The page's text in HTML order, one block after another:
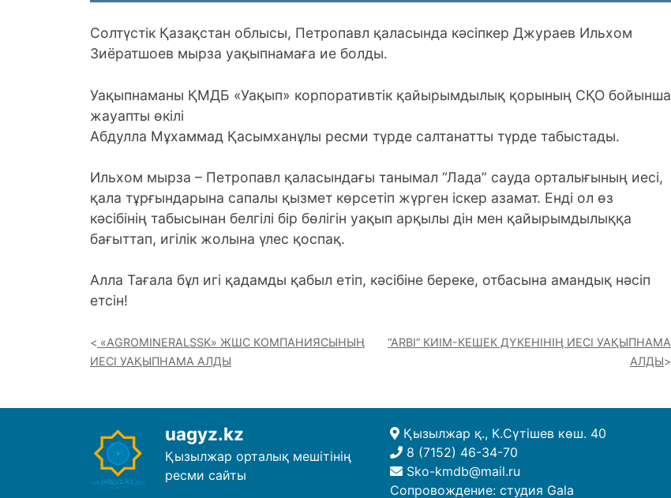
Солтүстік Қазақстан облысы, Петропавл қаласында кәсіпкер Джураев Ильхом
Зиёратшоев мырза уақыпнамаға ие болды.
Уақыпнаманы ҚМДБ «Уақып» корпоративтік қайырымдылық қорының СҚО бойынша
жауапты өкілі
Абдулла Мұхаммад Қасымханұлы ресми түрде салтанатты түрде табыстады.
Ильхом мырза – Петропавл қаласындағы танымал “Лада” сауда орталығының иесі,
қала тұрғындарына сапалы қызмет көрсетіп жүрген іскер азамат. Енді ол өз
кәсібінің табысынан белгілі бір бөлігін уақып арқылы дін мен қайырымдылыққа
бағыттап, игілік жолына үлес қоспақ.
Алла Тағала бұл игі қадамды қабыл етіп, кәсібіне береке, отбасына амандық нәсіп
етсін!
«AGROMINERALSSK» ЖШС КОМПАНИЯСЫНЫҢ
ИЕСІ УАҚЫПНАМА АЛДЫ
“ARBI” КИІМ-КЕШЕК ДҮКЕНІНІҢ ИЕСІ УАҚЫПНАМА
АЛДЫ
uagyz.kz
Қызылжар орталық мешітінің
ресми сайты
Қызылжар қ., К.Сүтішев көш. 40
8 (7152) 46-34-70
Sko-kmdb@mail.ru
Сопровождение: студия Gala